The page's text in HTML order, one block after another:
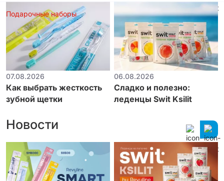
Подарочные наборы
07.08.2026
Как выбрать жесткость
зубной щетки
06.08.2026
Сладко и полезно:
леденцы Swit Ksilit
Новости